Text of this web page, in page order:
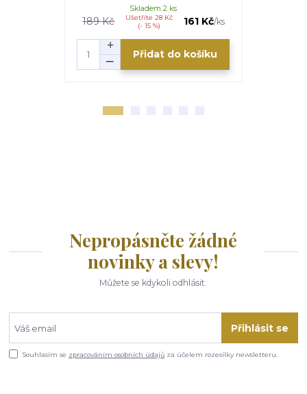
189 Kč
Ušetříte 28 Kč
(- 15 %)
161 Kč/ks
Skladem 2 ks
Přidat do košíku
Nepropásněte žádné
novinky a slevy!
Můžete se kdykoli odhlásit.
Přihlásit se
Souhlasím se zpracováním osobních údajů za účelem rozesílky newsletteru.